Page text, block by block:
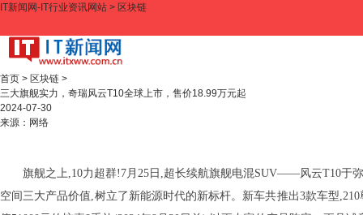
IT新闻网-IT行业资讯网站 > 区块链
首页 > 区块链 >
三大旗舰实力，奇瑞风云T10全球上市，售价18.99万元起
2024-07-30
来源： 网络
旗舰之上,10力超群!7月25日,超长续航旗舰电混SUV——风云T10于
空间三大产品价值,树立了新能源时代的新标杆。新车共推出3款车型